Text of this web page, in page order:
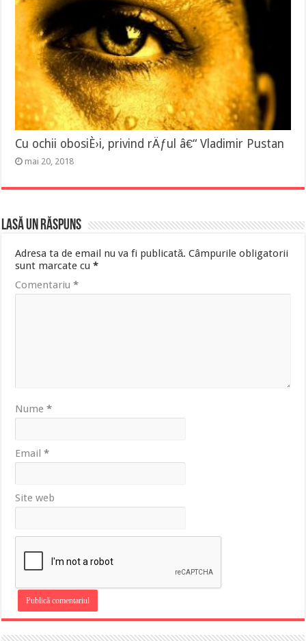
Cu ochii obosiÈ›i, privind rÄƒul â€“ Vladimir Pustan
mai 20, 2018
Lasă un răspuns
Adresa ta de email nu va fi publicată. Câmpurile obligatorii
sunt marcate cu*
Comentariu*
Nume*
Email*
Site web